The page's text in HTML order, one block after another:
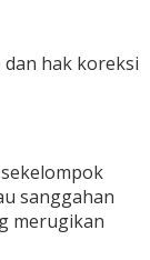
hak koreksi
sanggahan
merugikan